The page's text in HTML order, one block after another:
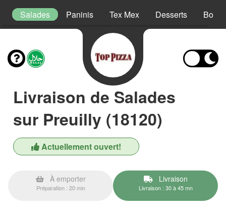
Salades Paninis Tex Mex Desserts
Livraison de Salades
sur Preuilly (18120)
Actuellement ouvert!
À emporter
Préparation : 20 min
Livraison
Livraison : 30 à 45 mn